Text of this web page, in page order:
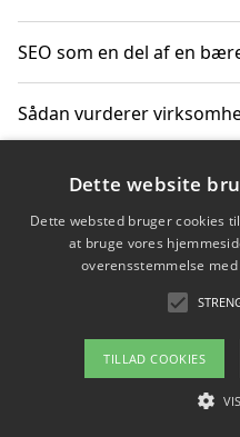
SEO som en del af en
Sådan vurderer
Sådan får du hjælp til en
Copyright
Om / kontakt
Dette website
Dette websted bruger cookies
at bruge vores
overensstemmelse
TILLAD COOKIES